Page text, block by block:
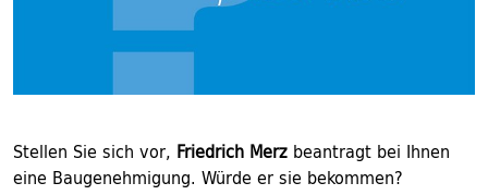
Stellen Sie sich vor, Friedrich Merz beantragt bei Ihnen
eine Baugenehmigung. Würde er sie bekommen?